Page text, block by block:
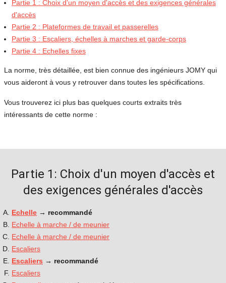
Partie 1 : Choix d'un moyen d'accès et des exigences générales
d'accès
Partie 2 : Plateformes de travail et passerelles
Partie 3 : Escaliers, échelles à marches et garde-corps
Partie 4 : Echelles fixes
La norme, très détaillée, est bien connue des ingénieurs JOMY qui
vous aideront à vous y retrouver dans toutes les spécifications.
Vous trouverez ici plus bas quelques courts extraits très
intéressants de cette norme :
Partie 1: Choix d'un moyen d'accès et
des exigences générales d'accès
Echelle → recommandé
Echelle à marche / de meunier
Echelle à marche / de meunier
Escaliers
Escaliers → recommandé
Escaliers